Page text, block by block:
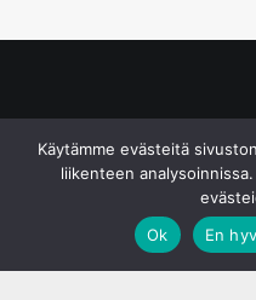
Käytämme evästeitä
liikenteen
Ok
En